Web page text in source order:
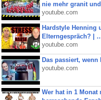
nie mehr granit
youtube.com
Hardstyle Henning
Elterngespräch? |
youtube.com
Das passiert, wenn
youtube.com
Wer hat in 1 Monat